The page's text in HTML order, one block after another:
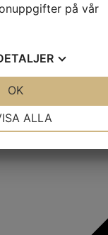
på vår
ALLA
OK